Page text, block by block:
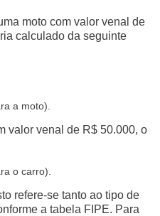
moto com valor venal de
calculado da seguinte
a moto).
valor venal de R$ 50.000, o
o carro).
refere-se tanto ao tipo de
a tabela FIPE. Para